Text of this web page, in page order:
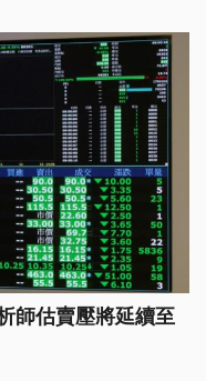
師估賣壓將延續至